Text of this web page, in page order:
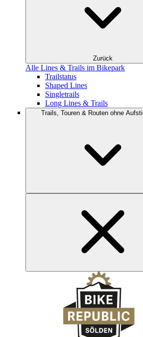
Zurück
Alle Lines & Trails im Bikepark
Trailstatus
Shaped Lines
Singletrails
Long Lines & Trails
Trails, Touren & Routen ohne